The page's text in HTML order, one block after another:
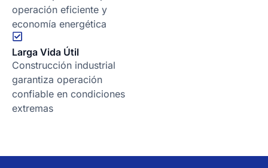
operación eficiente y
economía energética
Larga Vida Útil
Construcción industrial
garantiza operación
confiable en condiciones
extremas